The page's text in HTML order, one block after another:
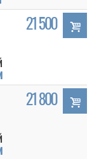
21 500
21 800